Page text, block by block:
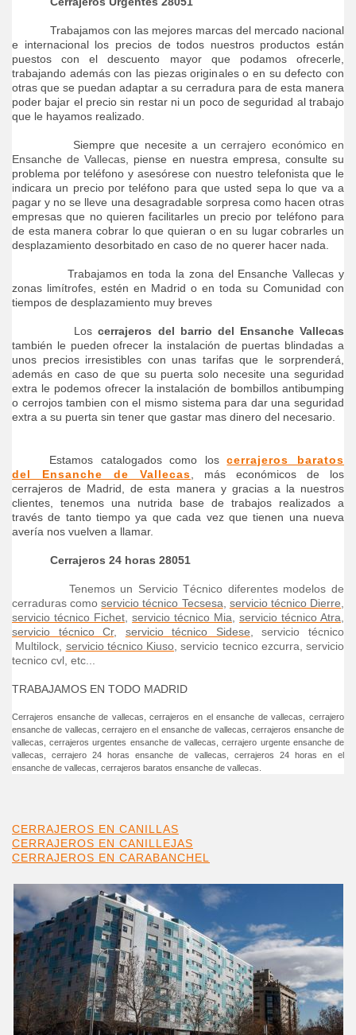
Trabajamos con las mejores marcas del mercado nacional
e internacional los precios de todos nuestros productos están
puestos con el descuento mayor que podamos ofrecerle,
trabajando además con las piezas originales o en su defecto con
otras que se puedan adaptar a su cerradura para de esta manera
poder bajar el precio sin restar ni un poco de seguridad al trabajo
que le hayamos realizado.
Siempre que necesite a un cerrajero económico en
Ensanche de Vallecas, piense en nuestra empresa, consulte su
problema por teléfono y asesórese con nuestro telefonista que le
indicara un precio por teléfono para que usted sepa lo que va a
pagar y no se lleve una desagradable sorpresa como hacen otras
empresas que no quieren facilitarles un precio por teléfono para
de esta manera cobrar lo que quieran o en su lugar cobrarles un
desplazamiento desorbitado en caso de no querer hacer nada.
Trabajamos en toda la zona del Ensanche Vallecas y
zonas limítrofes, estén en Madrid o en toda su Comunidad con
tiempos de desplazamiento muy breves
Los cerrajeros del barrio del Ensanche Vallecas
también le pueden ofrecer la instalación de puertas blindadas a
unos precios irresistibles con unas tarifas que le sorprenderá,
además en caso de que su puerta solo necesite una seguridad
extra le podemos ofrecer la instalación de bombillos antibumping
o cerrojos tambien con el mismo sistema para dar una seguridad
extra a su puerta sin tener que gastar mas dinero del necesario.
Estamos catalogados como los cerrajeros baratos
del Ensanche de Vallecas, más económicos de los
cerrajeros de Madrid, de esta manera y gracias a la nuestros
clientes, tenemos una nutrida base de trabajos realizados a
través de tanto tiempo ya que cada vez que tienen una nueva
avería nos vuelven a llamar.
Cerrajeros 24 horas 28051
Tenemos un Servicio Técnico diferentes modelos de
cerraduras como servicio técnico Tecsesa, servicio técnico Dierre,
servicio técnico Fichet, servicio técnico Mia, servicio técnico Atra,
servicio técnico Cr, servicio técnico Sidese, servicio técnico
Multilock, servicio técnico Kiuso, servicio tecnico ezcurra, servicio
tecnico cvl, etc...
TRABAJAMOS EN TODO MADRID
Cerrajeros ensanche de vallecas, cerrajeros en el ensanche de vallecas, cerrajero
ensanche de vallecas, cerrajero en el ensanche de vallecas, cerrajeros ensanche de
vallecas, cerrajeros urgentes ensanche de vallecas, cerrajero urgente ensanche de
vallecas, cerrajero 24 horas ensanche de vallecas, cerrajeros 24 horas en el
ensanche de vallecas, cerrajeros baratos ensanche de vallecas.
CERRAJEROS EN CANILLAS
CERRAJEROS EN CANILLEJAS
CERRAJEROS EN CARABANCHEL